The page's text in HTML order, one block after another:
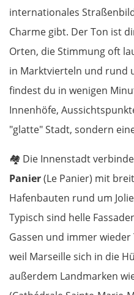
internationales
Charme gibt. Der Ton ist
Orten, die Stimmung oft
in Marktvierteln und rund
findest du in wenigen
Innenhöfe,
"glatte" Stadt, sondern
🏘️ Die Innenstadt
Panier(Le Panier) mit
Hafenbauten rund um
Typisch sind helle
Gassen und immer
weil Marseille sich in die
außerdem Landmarken